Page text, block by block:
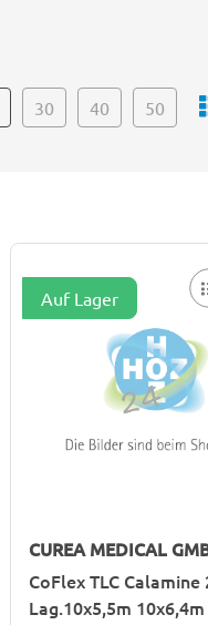
30 40 50
Auf Lager
CUREA MEDICAL
CoFlex TLC Calamine
Lag.10x5,5m 10x6,4m